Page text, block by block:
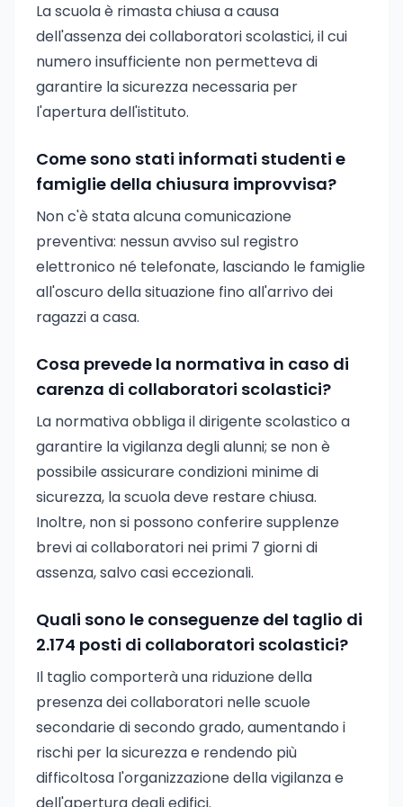
La scuola è rimasta chiusa a causa
dell'assenza dei collaboratori scolastici, il cui
numero insufficiente non permetteva di
garantire la sicurezza necessaria per
l'apertura dell'istituto.
Come sono stati informati studenti e
famiglie della chiusura improvvisa?
Non c'è stata alcuna comunicazione
preventiva: nessun avviso sul registro
elettronico né telefonate, lasciando le famiglie
all'oscuro della situazione fino all'arrivo dei
ragazzi a casa.
Cosa prevede la normativa in caso di
carenza di collaboratori scolastici?
La normativa obbliga il dirigente scolastico a
garantire la vigilanza degli alunni; se non è
possibile assicurare condizioni minime di
sicurezza, la scuola deve restare chiusa.
Inoltre, non si possono conferire supplenze
brevi ai collaboratori nei primi 7 giorni di
assenza, salvo casi eccezionali.
Quali sono le conseguenze del taglio di
2.174 posti di collaboratori scolastici?
Il taglio comporterà una riduzione della
presenza dei collaboratori nelle scuole
secondarie di secondo grado, aumentando i
rischi per la sicurezza e rendendo più
difficoltosa l'organizzazione della vigilanza e